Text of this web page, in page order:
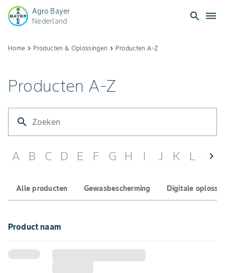
Agro Bayer
Nederland
search dehaze
Home keyboard_arrow_right Producten & Oplossingen keyboard_arrow_right Producten A-Z
Producten A-Z
search
A B C D E F G H I J K L M
chevron_left
Alle producten Gewasbescherming Digitale
Product naam